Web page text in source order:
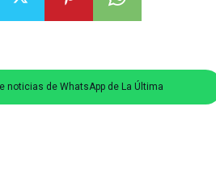
noticias de WhatsApp de La Última